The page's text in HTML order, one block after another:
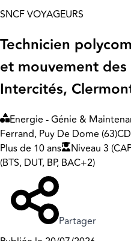
SNCF VOYAGEURS
Technicien
et mouvement des
Intercités,
Energie - Génie &
Ferrand, Puy De Dome (63)
Plus de 10 ans
Niveau 3
(BTS, DUT, BP, BAC+2)
Partager